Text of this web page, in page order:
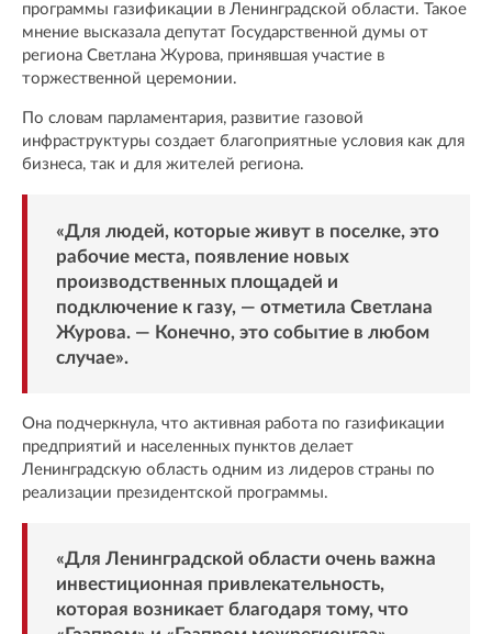
программы газификации в Ленинградской области. Такое
мнение высказала депутат Государственной думы от
региона Светлана Журова, принявшая участие в
торжественной церемонии.
По словам парламентария, развитие газовой
инфраструктуры создает благоприятные условия как для
бизнеса, так и для жителей региона.
«Для людей, которые живут в поселке, это
рабочие места, появление новых
производственных площадей и
подключение к газу, — отметила Светлана
Журова. — Конечно, это событие в любом
случае».
Она подчеркнула, что активная работа по газификации
предприятий и населенных пунктов делает
Ленинградскую область одним из лидеров страны по
реализации президентской программы.
«Для Ленинградской области очень важна
инвестиционная привлекательность,
которая возникает благодаря тому, что